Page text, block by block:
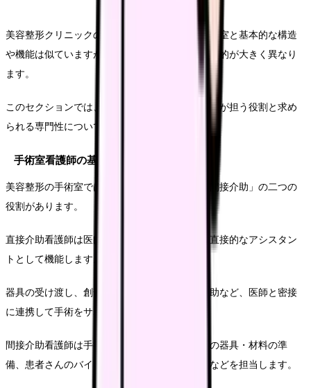
美容整形クリニックの手術室は、一般病院の手術室と基本的な構造
や機能は似ていますが、行われる手術の性質や目的が大きく異なり
ます。
このセクションでは、美容整形の手術室で看護師が担う役割と求め
られる専門性について詳しく解説します。
手術室看護師の基本的役割
美容整形の手術室では、主に「直接介助」と「間接介助」の二つの
役割があります。
直接介助看護師は医師のすぐ隣に立ち、手術の直接的なアシスタン
トとして機能します。
器具の受け渡し、創部の展開や吸引、縫合の補助など、医師と密接
に連携して手術をサポートします。
間接介助看護師は手術室内の環境整備や、追加の器具・材料の準
備、患者さんのバイタルサインのモニタリングなどを担当します。